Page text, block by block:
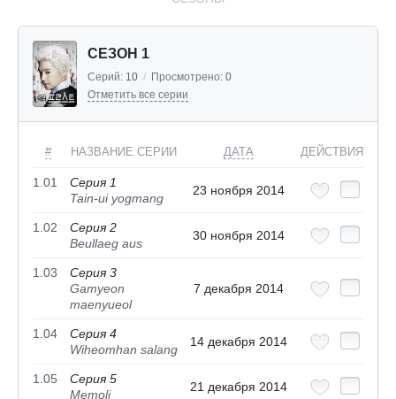
СЕЗОН 1
Серий: 10 / Просмотрено: 0
Отметить все серии
# НАЗВАНИЕ СЕРИИ ДАТА ДЕЙСТВИЯ
1.01
Серия 1
Tain-ui yogmang
23 ноября 2014
1.02
Серия 2
Beullaeg aus
30 ноября 2014
1.03
Серия 3
Gamyeon
maenyueol
7 декабря 2014
1.04
Серия 4
Wiheomhan salang
14 декабря 2014
1.05
Серия 5
Memoli
21 декабря 2014